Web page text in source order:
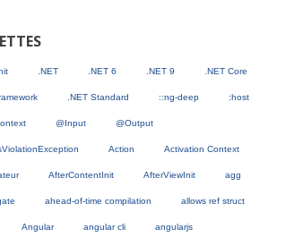
.NET .NET 6 .NET 9 .NET Core
.NET Standard ::ng-deep :host
@Input @Output
Action Activation Context
AfterContentInit AfterViewInit agg
ahead-of-time compilation allows ref struct
Angular angular cli angularjs